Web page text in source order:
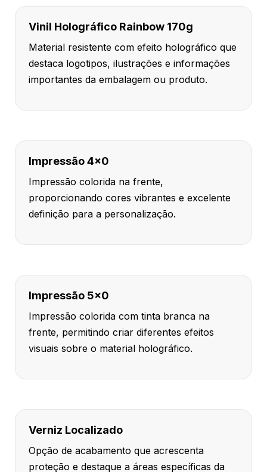
Vinil Holográfico Rainbow 170g
Material resistente com efeito holográfico que
destaca logotipos, ilustrações e informações
importantes da embalagem ou produto.
Impressão 4x0
Impressão colorida na frente,
proporcionando cores vibrantes e excelente
definição para a personalização.
Impressão 5x0
Impressão colorida com tinta branca na
frente, permitindo criar diferentes efeitos
visuais sobre o material holográfico.
Verniz Localizado
Opção de acabamento que acrescenta
proteção e destaque a áreas específicas da